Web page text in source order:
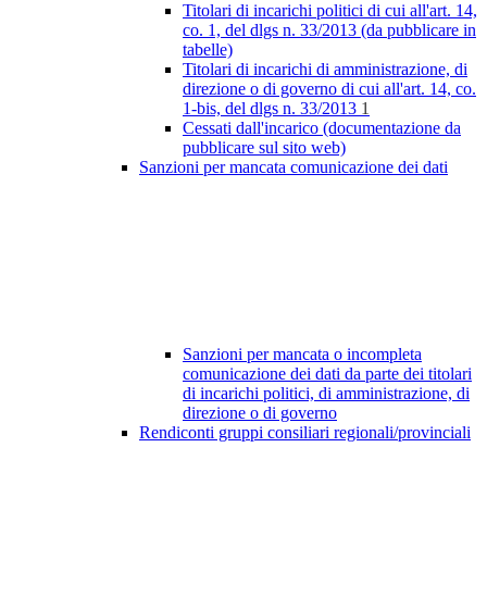
Titolari di incarichi politici di cui all'art. 14,
co. 1, del dlgs n. 33/2013 (da pubblicare in
tabelle)
Titolari di incarichi di amministrazione, di
direzione o di governo di cui all'art. 14, co.
1-bis, del dlgs n. 33/2013 1
Cessati dall'incarico (documentazione da
pubblicare sul sito web)
Sanzioni per mancata comunicazione dei dati
Sanzioni per mancata o incompleta
comunicazione dei dati da parte dei titolari
di incarichi politici, di amministrazione, di
direzione o di governo
Rendiconti gruppi consiliari regionali/provinciali